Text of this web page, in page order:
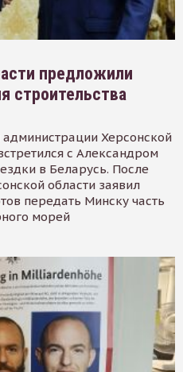
предложили
строительства
администрации Херсонской
с Александром
в Беларусь. После
области заявил
передать Минску часть
морей